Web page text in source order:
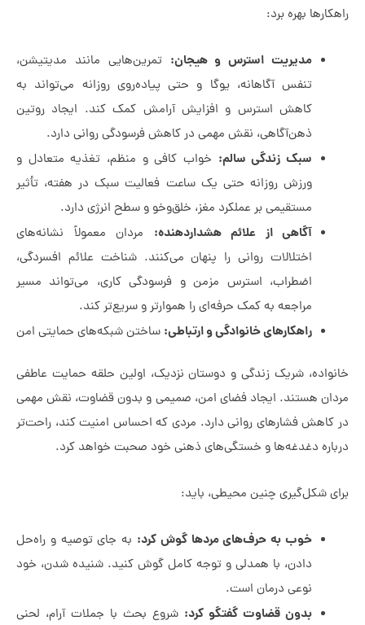
بهره برد:
مدیریت استرس و هیجان:تمرین‌هایی مانند مدیتیشن،
تنفس آگاهانه، یوگا و حتی پیاده‌روی روزانه می‌تواند به
کاهش استرس و افزایش آرامش کمک کند. ایجاد روتین
ذهن‌آگاهی، نقش مهمی در کاهش فرسودگی روانی دارد.
سبک زندگی سالم:خواب کافی و منظم، تغذیه متعادل و
ورزش روزانه حتی یک ساعت فعالیت سبک در هفته، تأثیر
مستقیمی بر عملکرد مغز، خلق‌وخو و سطح انرژی دارد.
آگاهی از علائم هشداردهنده:مردان معمولاً نشانه‌های
اختلالات روانی را پنهان می‌کنند. شناخت علائم افسردگی،
اضطراب، استرس مزمن و فرسودگی کاری، می‌تواند مسیر
مراجعه به کمک حرفه‌ای را هموارتر و سریع‌تر کند.
راهکارهای خانوادگی و ارتباطی:ساختن شبکه‌های حمایتی امن
شریک زندگی و دوستان نزدیک، اولین حلقه حمایت عاطفی
ایجاد فضای امن، صمیمی و بدون قضاوت، نقش مهمی
فشارهای روانی دارد. مردی که احساس امنیت کند، راحت‌تر
دغدغه‌ها و خستگی‌های ذهنی خود صحبت خواهد کرد.
چنین محیطی، باید:
خوب به حرف‌های مردها گوش کرد:به جای توصیه و راه‌حل
دادن، با همدلی و توجه کامل گوش کنید. شنیده شدن، خود
نوعی درمان است.
بدون قضاوت گفتگو کرد:شروع بحث با جملات آرام، لحنی